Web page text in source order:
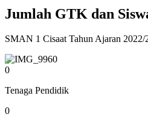
Jumlah GTK dan
SMAN 1 Cisaat Tahun Ajaran 2022/
0
Tenaga Pendidik
0